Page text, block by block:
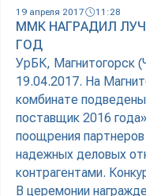
19 апреля 2017 11:28
ММК НАГРАДИЛ
ГОД
УрБК, Магнитогорск
19.04.2017. На
комбинате
поставщик 2016
поощрения партнеров
надежных деловых
контрагентами.
В церемонии